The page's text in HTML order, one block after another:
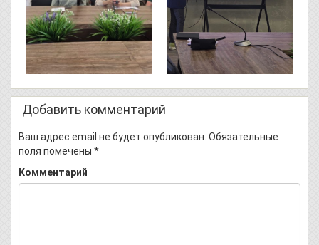
Добавить комментарий
Ваш адрес email не будет опубликован. Обязательные
поля помечены *
Комментарий